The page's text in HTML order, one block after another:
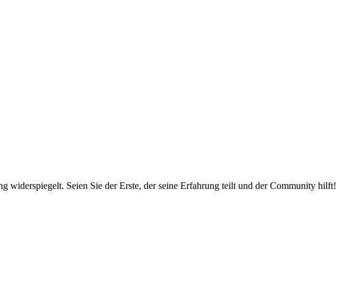
widerspiegelt. Seien Sie der Erste, der seine Erfahrung teilt und der Community hilft!